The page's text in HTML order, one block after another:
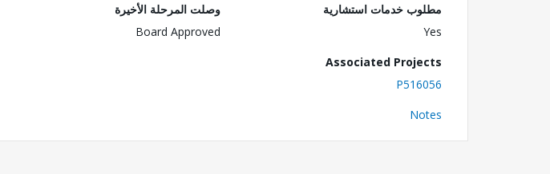
مطلوب خدمات استشارية
Yes
وصلت المرحلة الأخيرة
Board Approved
Associated Projects
P516056
Notes